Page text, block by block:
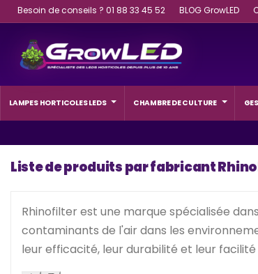
Besoin de conseils ? 01 88 33 45 52 BLOG GrowLED
LAMPES HORTICOLES LEDS CHAMBRE DE CULTURE
Liste de produits par fabricant
Rhinofilter est une marque spécialisée
contaminants de l'air dans les
leur efficacité, leur durabilité et leur